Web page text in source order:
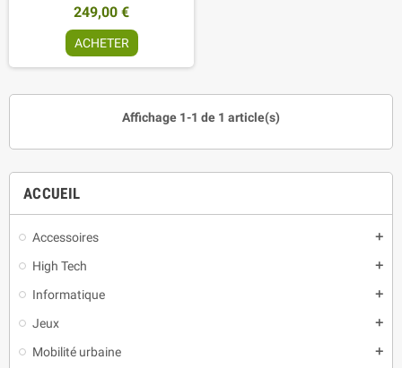
ACCUEIL
Accessoires add
High Tech add
Informatique add
Jeux add
Mobilité urbaine add
249,00 €
ACHETER
Affichage 1-1 de 1 article(s)